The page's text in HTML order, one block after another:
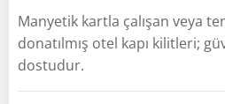
Manyetik kartla çalışan veya
donatılmış otel kapı kilitleri;
dostudur.